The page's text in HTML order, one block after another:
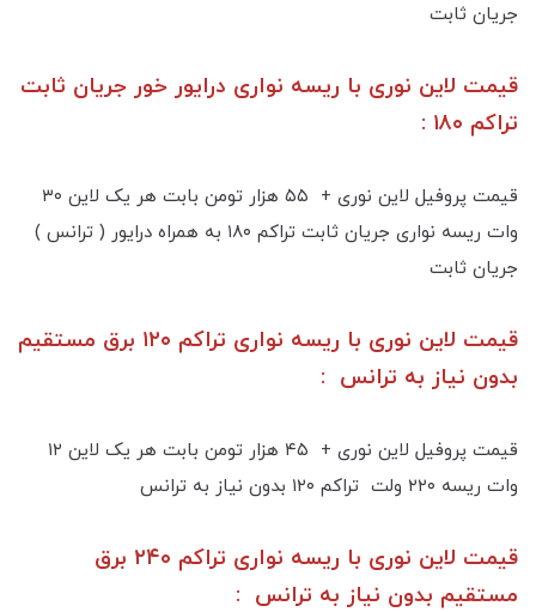
جریان ثابت
قیمت لاین نوری با ریسه نواری درایور خور جریان ثابت
تراکم ۱۸۰ :
قیمت پروفیل لاین نوری + ۵۵ هزار تومن بابت هر یک لاین ۳۰
وات ریسه نواری جریان ثابت تراکم ۱۸۰ به همراه درایور ( ترانس )
جریان ثابت
قیمت لاین نوری با ریسه نواری تراکم ۱۲۰ برق مستقیم
بدون نیاز به ترانس :
قیمت پروفیل لاین نوری + ۴۵ هزار تومن بابت هر یک لاین ۱۲
وات ریسه ۲۲۰ ولت تراکم ۱۲۰ بدون نیاز به ترانس
قیمت لاین نوری با ریسه نواری تراکم ۲۴۰ برق
مستقیم بدون نیاز به ترانس :